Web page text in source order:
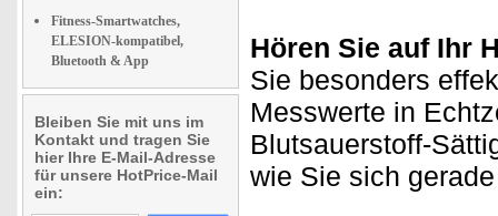
Fitness-Smartwatches,
ELESION-kompatibel,
Bluetooth & App
Bleiben Sie mit uns im
Kontakt und tragen Sie
hier Ihre E-Mail-Adresse
für unsere HotPrice-Mail
ein:
Hören Sie auf Ihr
Sie besonders
Messwerte in
Blutsauerstoff-
wie Sie sich